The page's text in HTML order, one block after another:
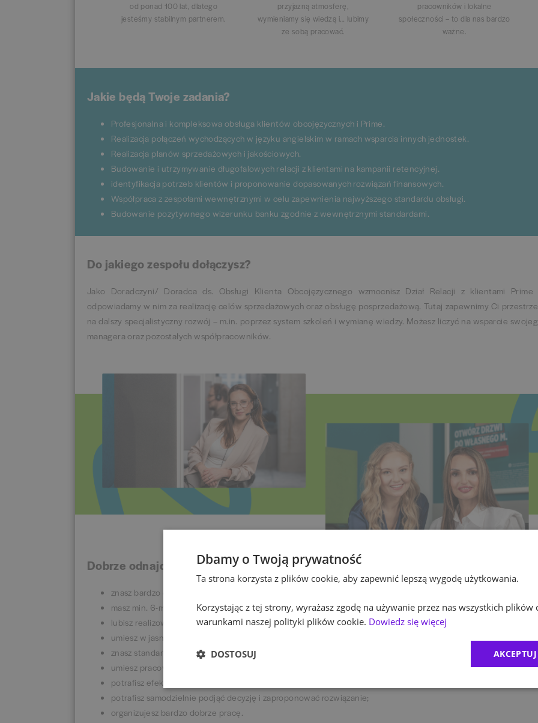
od ponad 100 lat, dlatego
jesteśmy stabilnym partnerem.
przyjazną atmosferę,
wymieniamy się wiedzą i… lubimy
ze sobą pracować.
pracowników i lokalne
społeczności – to dla nas bardzo
ważne.
Jakie będą Twoje zadania?
Profesjonalna i kompleksowa obsługa klientów obcojęzycznych i Prime.
Realizacja połączeń wychodzących w języku angielskim w ramach wsparcia innych jednostek.
Realizacja planów sprzedażowych i jakościowych.
Budowanie i utrzymywanie długofalowych relacji z klientami na kampanii retencyjnej.
identyfikacja potrzeb klientów i proponowanie dopasowanych rozwiązań finansowych.
Współpraca z zespołami wewnętrznymi w celu zapewnienia najwyższego standardu obsługi.
Budowanie pozytywnego wizerunku banku zgodnie z wewnętrznymi standardami.
Do jakiego zespołu dołączysz?
Jako Doradczyni/ Doradca ds. Obsługi Klienta Obcojęzycznego wzmocnisz Dział Relacji z klientami Prime
odpowiadamy w nim za realizację celów sprzedażowych oraz obsługę posprzedażową. Tutaj zapewnimy Ci
na dalszy specjalistyczny rozwój – m.in. poprzez system szkoleń i wymianę wiedzy. Możesz liczyć na wsparcie
managera oraz pozostałych współpracowników.
Dobrze odnajdziesz się w tej roli, jeśli:
znasz bardzo dobrze język angielski;
masz min. 6-miesięczne doświadczenie w sprzedaży i obsłudze klientów (mile widziane w bankowości);
lubisz realizować cele i plany sprzedażowe;
umiesz w jasny i klarowny sposób wyrażać swoje zdanie;
znasz standardy obsługi klienta oraz sprzedaży produktów finansowych;
umiesz pracować zespołowo;
potrafisz efektywnie zarządzać swoim czasem;
potrafisz samodzielnie podjąć decyzję i zaproponować rozwiązanie;
organizujesz bardzo dobrze pracę.
Dbamy o Twoją prywatność
Ta strona korzysta z plików cookie, aby zapewnić lepszą wygodę użytkowania.
Korzystając z tej strony, wyrażasz zgodę na używanie przez nas wszystkich plików
warunkami naszej polityki plików cookie. Dowiedz się więcej
DOSTOSUJ